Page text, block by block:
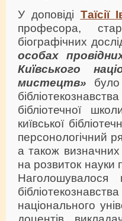
У доповіді Таїсії
професора,
біографічних
особах
Київського
мистецтв»
бібліотечної
київської
персонологічний
а також визначних
на розвиток науки
Наголошувалося
національного